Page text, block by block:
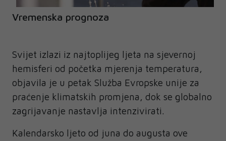
Vremenska prognoza
Svijet izlazi iz najtoplijeg ljeta na sjevernoj
hemisferi od početka mjerenja temperatura,
objavila je u petak Služba Evropske unije za
praćenje klimatskih promjena, dok se globalno
zagrijavanje nastavlja intenzivirati.
Kalendarsko ljeto od juna do augusta ove